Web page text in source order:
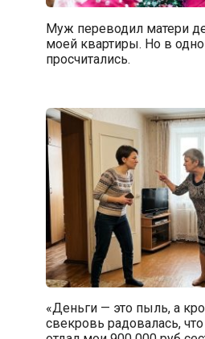
Муж переводил матери
моей квартиры. Но в
просчитались.
«Деньги — это пыль, а
свекровь радовалась,